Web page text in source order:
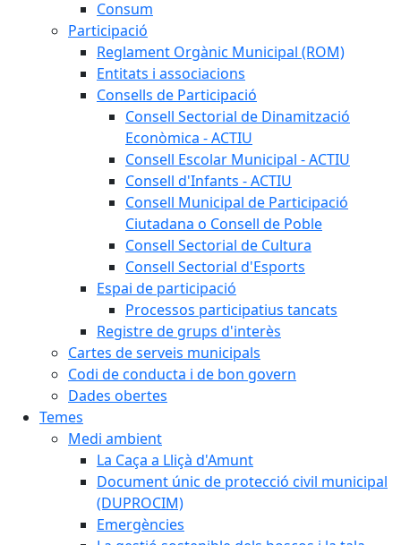
Consum
Participació
Reglament Orgànic Municipal (ROM)
Entitats i associacions
Consells de Participació
Consell Sectorial de Dinamització
Econòmica - ACTIU
Consell Escolar Municipal - ACTIU
Consell d'Infants - ACTIU
Consell Municipal de Participació
Ciutadana o Consell de Poble
Consell Sectorial de Cultura
Consell Sectorial d'Esports
Espai de participació
Processos participatius tancats
Registre de grups d'interès
Cartes de serveis municipals
Codi de conducta i de bon govern
Dades obertes
Temes
Medi ambient
La Caça a Lliçà d'Amunt
Document únic de protecció civil municipal
(DUPROCIM)
Emergències